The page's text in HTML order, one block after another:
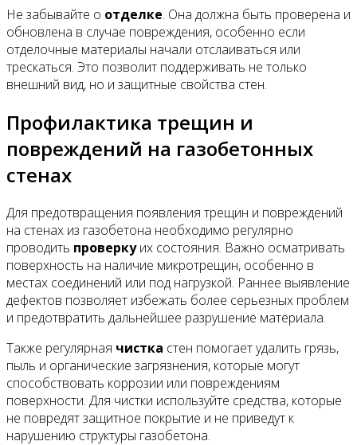
Не забывайте о отделке. Она должна быть проверена и
обновлена в случае повреждения, особенно если
отделочные материалы начали отслаиваться или
трескаться. Это позволит поддерживать не только
внешний вид, но и защитные свойства стен.
Профилактика трещин и
повреждений на газобетонных
стенах
Для предотвращения появления трещин и повреждений
на стенах из газобетона необходимо регулярно
проводить проверкуих состояния. Важно осматривать
поверхность на наличие микротрещин, особенно в
местах соединений или под нагрузкой. Раннее выявление
дефектов позволяет избежать более серьезных проблем
и предотвратить дальнейшее разрушение материала.
Также регулярная чистка стен помогает удалить грязь,
пыль и органические загрязнения, которые могут
способствовать коррозии или повреждениям
поверхности. Для чистки используйте средства, которые
не повредят защитное покрытие и не приведут к
нарушению структуры газобетона.